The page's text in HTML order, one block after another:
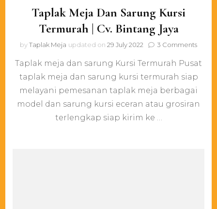
Taplak Meja Dan Sarung Kursi
Termurah | Cv. Bintang Jaya
byTaplak Meja updated on 29 July 2022 3 Commentson
Meja
Taplak meja dan sarung Kursi Termurah Pusat
taplak meja dan sarung kursi termurah siap
melayani pemesanan taplak meja berbagai
model dan sarung kursi eceran atau grosiran
terlengkap siap kirim ke …